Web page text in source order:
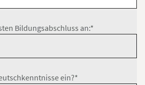
Bildungsabschluss an:*
ein?*